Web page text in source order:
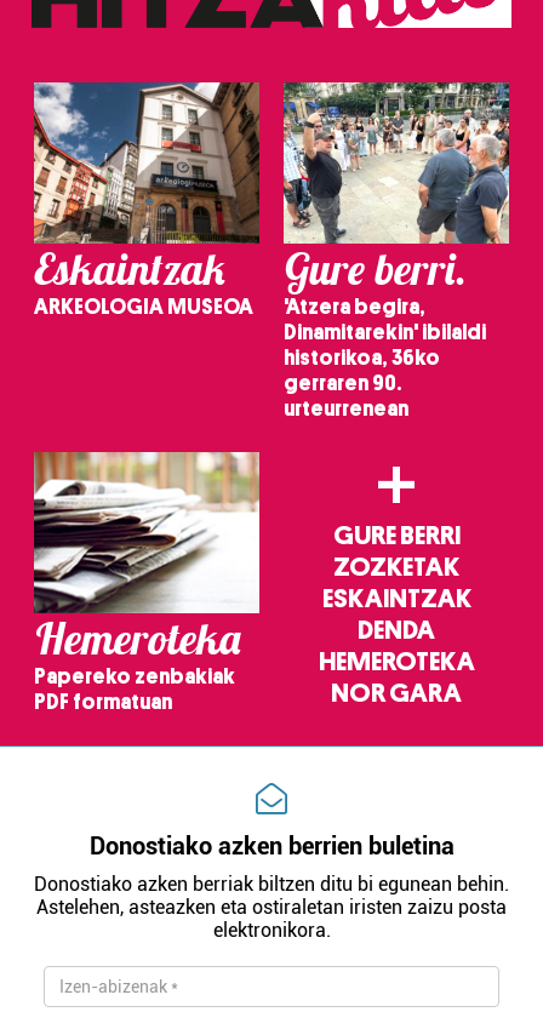
Eskaintzak
ARKEOLOGIA MUSEOA
Gure berri.
'Atzera begira,
Dinamitarekin' ibilaldi
historikoa, 36ko
gerraren 90.
urteurrenean
Hemeroteka
Papereko zenbakiak
PDF formatuan
+
GURE BERRI
ZOZKETAK
ESKAINTZAK
DENDA
HEMEROTEKA
NOR GARA
Donostiako azken berrien buletina
Donostiako azken berriak biltzen ditu bi egunean behin.
Astelehen, asteazken eta ostiraletan iristen zaizu posta
elektronikora.